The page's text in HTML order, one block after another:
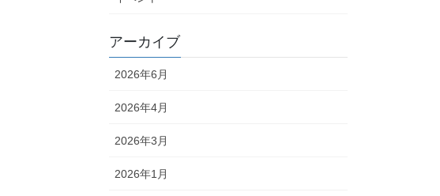
アーカイブ
2026年6月
2026年4月
2026年3月
2026年1月